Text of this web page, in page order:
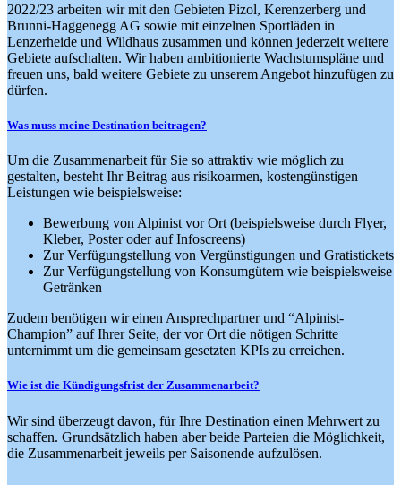
2022/23 arbeiten wir mit den Gebieten Pizol, Kerenzerberg und
Brunni-Haggenegg AG sowie mit einzelnen Sportläden in
Lenzerheide und Wildhaus zusammen und können jederzeit weitere
Gebiete aufschalten. Wir haben ambitionierte Wachstumspläne und
freuen uns, bald weitere Gebiete zu unserem Angebot hinzufügen zu
dürfen.
Was muss meine Destination beitragen?
Um die Zusammenarbeit für Sie so attraktiv wie möglich zu
gestalten, besteht Ihr Beitrag aus risikoarmen, kostengünstigen
Leistungen wie beispielsweise:
Bewerbung von Alpinist vor Ort (beispielsweise durch Flyer,
Kleber, Poster oder auf Infoscreens)
Zur Verfügungstellung von Vergünstigungen und Gratistickets
Zur Verfügungstellung von Konsumgütern wie beispielsweise
Getränken
Zudem benötigen wir einen Ansprechpartner und “Alpinist-
Champion” auf Ihrer Seite, der vor Ort die nötigen Schritte
unternimmt um die gemeinsam gesetzten KPIs zu erreichen.
Wie ist die Kündigungsfrist der Zusammenarbeit?
Wir sind überzeugt davon, für Ihre Destination einen Mehrwert zu
schaffen. Grundsätzlich haben aber beide Parteien die Möglichkeit,
die Zusammenarbeit jeweils per Saisonende aufzulösen.